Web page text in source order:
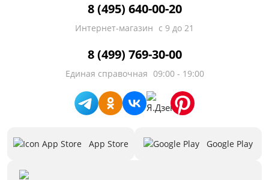
8 (495) 640-00-20
Интернет-магазин с 9 до 21
8 (499) 769-30-00
Единая справочная 09:00 - 19:00
App Store Google Play